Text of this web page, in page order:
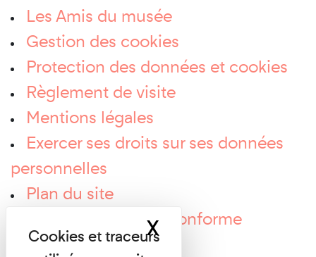
Les Amis du musée
Gestion des cookies
Protection des données et cookies
Règlement de visite
Mentions légales
Exercer ses droits sur ses données
personnelles
Plan du site
Accessibilité : non conforme
Presse
XMasquer le